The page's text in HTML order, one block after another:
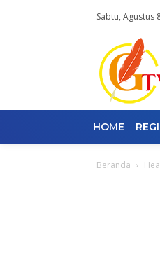
Sabtu, Agustus
HOME
Beranda